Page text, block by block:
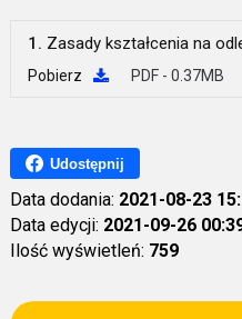
1. Zasady kształcenia na
Pobierz PDF - 0.37MB
Udostępnij
Data dodania: 2021-08-23
Data edycji: 2021-09-26
Ilość wyświetleń: 759